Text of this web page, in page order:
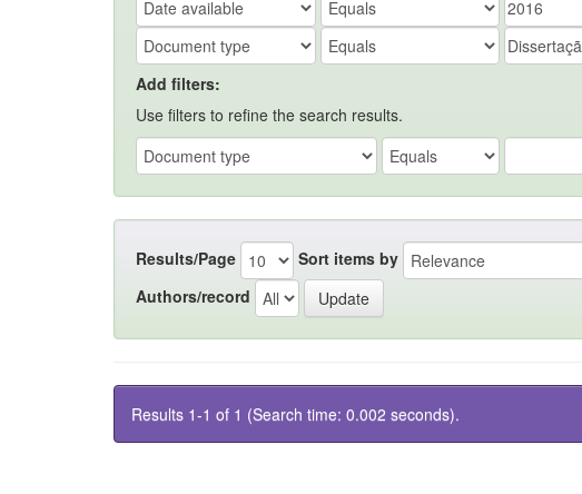
Add filters:
Use filters to refine the search results.
Results/Page Sort items by
Authors/record
Results 1-1 of 1 (Search time: 0.002 seconds).